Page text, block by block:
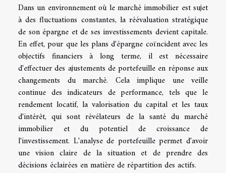
Dans un environnement où le marché immobilier est sujet
à des fluctuations constantes, la réévaluation stratégique
de son épargne et de ses investissements devient capitale.
En effet, pour que les plans d'épargne coïncident avec les
objectifs financiers à long terme, il est nécessaire
d'effectuer des ajustements de portefeuille en réponse aux
changements du marché. Cela implique une veille
continue des indicateurs de performance, tels que le
rendement locatif, la valorisation du capital et les taux
d'intérêt, qui sont révélateurs de la santé du marché
immobilier et du potentiel de croissance de
l'investissement. L'analyse de portefeuille permet d'avoir
une vision claire de la situation et de prendre des
décisions éclairées en matière de répartition des actifs.